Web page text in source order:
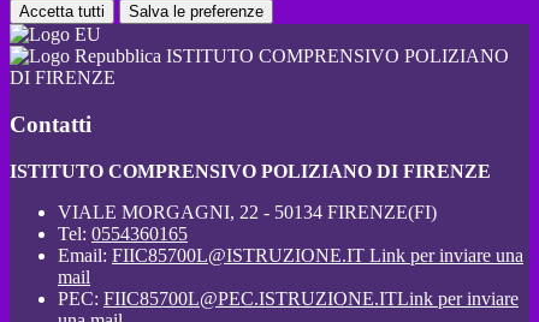
Accetta tutti Salva le preferenze
ISTITUTO COMPRENSIVO POLIZIANO
DI FIRENZE
Contatti
ISTITUTO COMPRENSIVO POLIZIANO DI FIRENZE
VIALE MORGAGNI, 22 - 50134 FIRENZE(FI)
Tel: 0554360165
Email: FIIC85700L@ISTRUZIONE.IT Link per inviare una
mail
PEC: FIIC85700L@PEC.ISTRUZIONE.ITLink per inviare